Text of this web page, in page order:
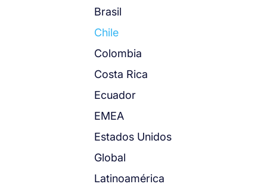
Brasil
Chile
Colombia
Costa Rica
Ecuador
EMEA
Estados Unidos
Global
Latinoamérica